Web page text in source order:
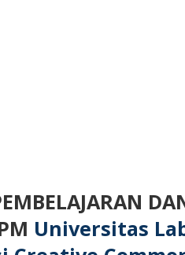
Universitas